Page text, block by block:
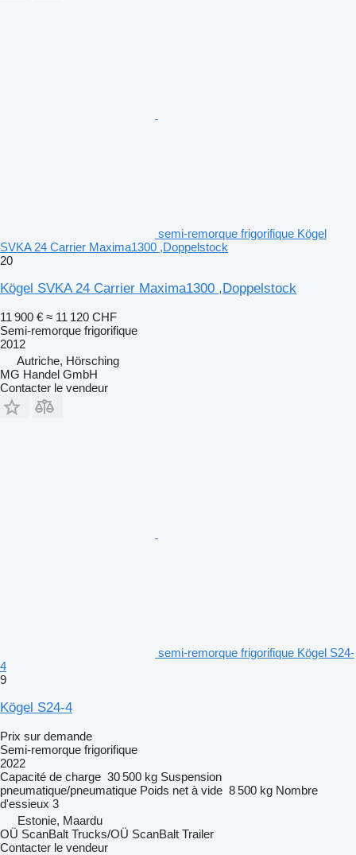
semi-remorque frigorifique Kögel
SVKA 24 Carrier Maxima1300 ,Doppelstock
20
Kögel SVKA 24 Carrier Maxima1300 ,Doppelstock
11 900 € ≈ 11 120 CHF
Semi-remorque frigorifique
2012
Autriche, Hörsching
MG Handel GmbH
Contacter le vendeur
semi-remorque frigorifique Kögel S24-
4
9
Kögel S24-4
Prix sur demande
Semi-remorque frigorifique
2022
Capacité de charge 30 500 kg Suspension
pneumatique/pneumatique Poids net à vide 8 500 kg Nombre
d'essieux 3
Estonie, Maardu
OÜ ScanBalt Trucks/OÜ ScanBalt Trailer
Contacter le vendeur